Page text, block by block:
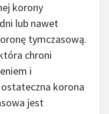
korony
lub nawet
tymczasową.
chroni
i
korona
jest